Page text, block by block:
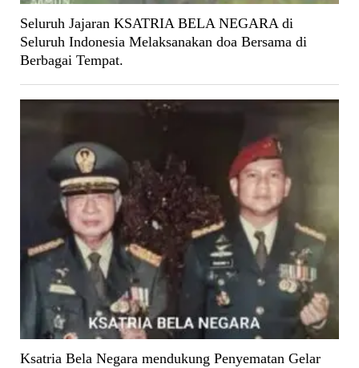
Seluruh Jajaran KSATRIA BELA NEGARA di
Seluruh Indonesia Melaksanakan doa Bersama di
Berbagai Tempat.
Ksatria Bela Negara mendukung Penyematan Gelar